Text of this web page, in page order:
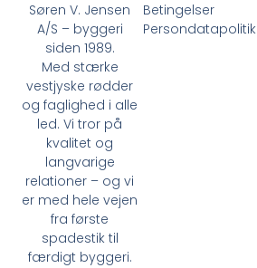
Søren V. Jensen
A/S – byggeri
siden 1989.
Med stærke
vestjyske rødder
og faglighed i alle
led. Vi tror på
kvalitet og
langvarige
relationer – og vi
er med hele vejen
fra første
spadestik til
færdigt byggeri.
Betingelser
Persondatapolitik